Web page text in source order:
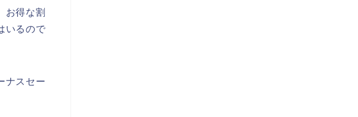
お得な割
いるので
ナスセー